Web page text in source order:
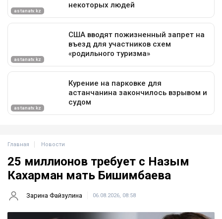
Главная Новости
25 миллионов требует с Назым
Кахарман мать Бишимбаева
Зарина Файзулина 06.08.2026, 08:58